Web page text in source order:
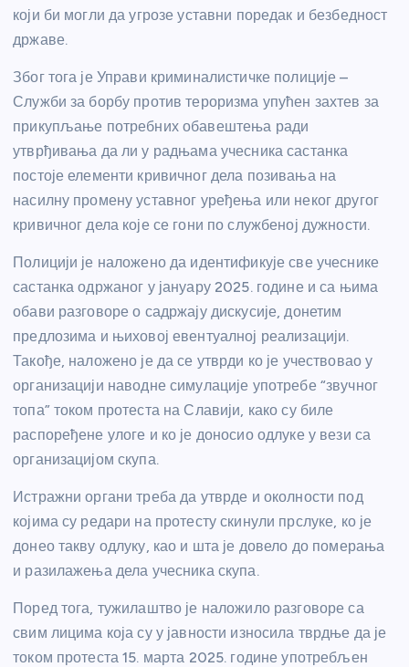
који би могли да угрозе уставни поредак и безбедност
државе.
Због тога је Управи криминалистичке полиције –
Служби за борбу против тероризма упућен захтев за
прикупљање потребних обавештења ради
утврђивања да ли у радњама учесника састанка
постоје елементи кривичног дела позивања на
насилну промену уставног уређења или неког другог
кривичног дела које се гони по службеној дужности.
Полицији је наложено да идентификује све учеснике
састанка одржаног у јануару 2025. године и са њима
обави разговоре о садржају дискусије, донетим
предлозима и њиховој евентуалној реализацији.
Такође, наложено је да се утврди ко је учествовао у
организацији наводне симулације употребе “звучног
топа” током протеста на Славији, како су биле
распоређене улоге и ко је доносио одлуке у вези са
организацијом скупа.
Истражни органи треба да утврде и околности под
којима су редари на протесту скинули прслуке, ко је
донео такву одлуку, као и шта је довело до померања
и разилажења дела учесника скупа.
Поред тога, тужилаштво је наложило разговоре са
свим лицима која су у јавности износила тврдње да је
током протеста 15. марта 2025. године употребљен